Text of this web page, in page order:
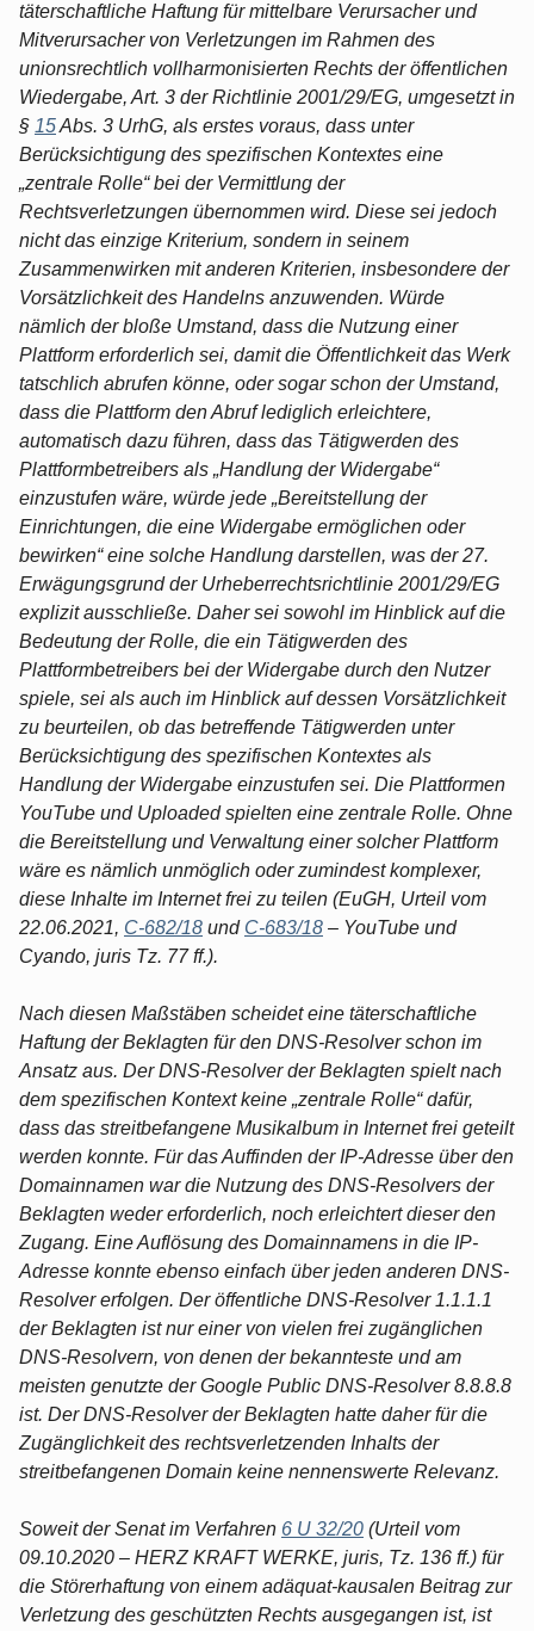
täterschaftliche Haftung für mittelbare Verursacher und
Mitverursacher von Verletzungen im Rahmen des
unionsrechtlich vollharmonisierten Rechts der öffentlichen
Wiedergabe, Art. 3 der Richtlinie 2001/29/EG, umgesetzt in
§ 15Abs. 3 UrhG, als erstes voraus, dass unter
Berücksichtigung des spezifischen Kontextes eine
„zentrale Rolle“ bei der Vermittlung der
Rechtsverletzungen übernommen wird. Diese sei jedoch
nicht das einzige Kriterium, sondern in seinem
Zusammenwirken mit anderen Kriterien, insbesondere der
Vorsätzlichkeit des Handelns anzuwenden. Würde
nämlich der bloße Umstand, dass die Nutzung einer
Plattform erforderlich sei, damit die Öffentlichkeit das Werk
tatschlich abrufen könne, oder sogar schon der Umstand,
dass die Plattform den Abruf lediglich erleichtere,
automatisch dazu führen, dass das Tätigwerden des
Plattformbetreibers als „Handlung der Widergabe“
einzustufen wäre, würde jede „Bereitstellung der
Einrichtungen, die eine Widergabe ermöglichen oder
bewirken“ eine solche Handlung darstellen, was der 27.
Erwägungsgrund der Urheberrechtsrichtlinie 2001/29/EG
explizit ausschließe. Daher sei sowohl im Hinblick auf die
Bedeutung der Rolle, die ein Tätigwerden des
Plattformbetreibers bei der Widergabe durch den Nutzer
spiele, sei als auch im Hinblick auf dessen Vorsätzlichkeit
zu beurteilen, ob das betreffende Tätigwerden unter
Berücksichtigung des spezifischen Kontextes als
Handlung der Widergabe einzustufen sei. Die Plattformen
YouTube und Uploaded spielten eine zentrale Rolle. Ohne
die Bereitstellung und Verwaltung einer solcher Plattform
wäre es nämlich unmöglich oder zumindest komplexer,
diese Inhalte im Internet frei zu teilen (EuGH, Urteil vom
22.06.2021, C-682/18 und C-683/18 – YouTube und
Cyando, juris Tz. 77 ff.).
Nach diesen Maßstäben scheidet eine täterschaftliche
Haftung der Beklagten für den DNS-Resolver schon im
Ansatz aus. Der DNS-Resolver der Beklagten spielt nach
dem spezifischen Kontext keine „zentrale Rolle“ dafür,
dass das streitbefangene Musikalbum in Internet frei geteilt
werden konnte. Für das Auffinden der IP-Adresse über den
Domainnamen war die Nutzung des DNS-Resolvers der
Beklagten weder erforderlich, noch erleichtert dieser den
Zugang. Eine Auflösung des Domainnamens in die IP-
Adresse konnte ebenso einfach über jeden anderen DNS-
Resolver erfolgen. Der öffentliche DNS-Resolver 1.1.1.1
der Beklagten ist nur einer von vielen frei zugänglichen
DNS-Resolvern, von denen der bekannteste und am
meisten genutzte der Google Public DNS-Resolver 8.8.8.8
ist. Der DNS-Resolver der Beklagten hatte daher für die
Zugänglichkeit des rechtsverletzenden Inhalts der
streitbefangenen Domain keine nennenswerte Relevanz.
Soweit der Senat im Verfahren 6 U 32/20 (Urteil vom
09.10.2020 – HERZ KRAFT WERKE, juris, Tz. 136 ff.) für
die Störerhaftung von einem adäquat-kausalen Beitrag zur
Verletzung des geschützten Rechts ausgegangen ist, ist